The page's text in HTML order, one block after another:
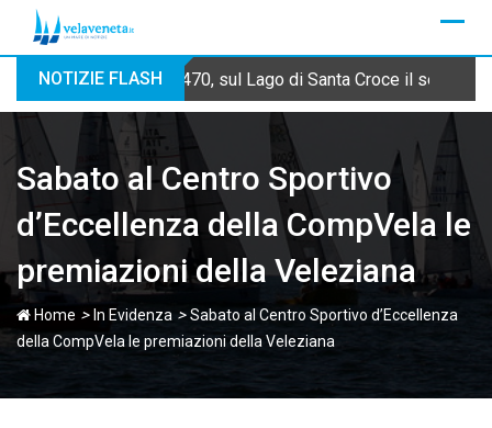
NOTIZIE FLASH 470, sul Lago di Santa Croce il
Sabato al Centro Sportivo
d’Eccellenza della CompVela le
premiazioni della Veleziana
Home > In Evidenza >Sabato al Centro Sportivo d’Eccellenza
della CompVela le premiazioni della Veleziana